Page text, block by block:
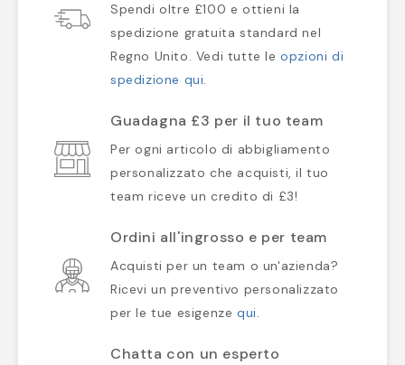
Spendi oltre £100 e ottieni la
spedizione gratuita standard nel
Regno Unito. Vedi tutte leopzioni di
spedizione qui.
Guadagna £3 per il tuo team
Per ogni articolo di abbigliamento
personalizzato che acquisti, il tuo
team riceve un credito di £3!
Ordini all'ingrosso e per team
Acquisti per un team o un'azienda?
Ricevi un preventivo personalizzato
per le tue esigenze qui.
Chatta con un esperto